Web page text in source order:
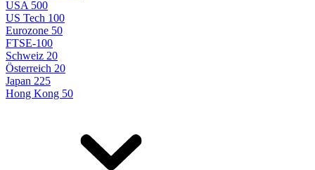
USA 500
US Tech 100
Eurozone 50
FTSE-100
Schweiz 20
Österreich 20
Japan 225
Hong Kong 50